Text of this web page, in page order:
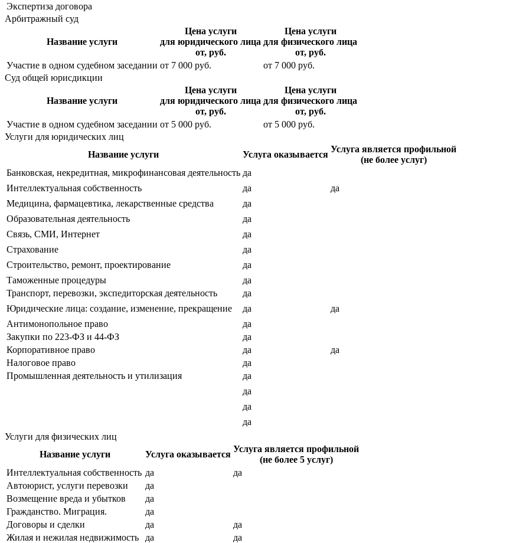
Экспертиза договора
Арбитражный суд
Название услуги
Цена услуги
для юридического лица
от, руб.
Цена услуги
для физического лица
от, руб.
Участие в одном судебном заседании от 7 000 руб. от 7 000 руб.
Суд общей юрисдикции
Название услуги
Цена услуги
для юридического лица
от, руб.
Цена услуги
для физического лица
от, руб.
Участие в одном судебном заседании от 5 000 руб. от 5 000 руб.
Услуги для юридических лиц
Название услуги
Услуга оказывается
Услуга является профильной
(не более услуг)
Банковская, некредитная, микрофинансовая деятельность да
Интеллектуальная собственность
да
да
Медицина, фармацевтика, лекарственные средства
да
Образовательная деятельность
да
Связь, СМИ, Интернет
да
Страхование
да
Строительство, ремонт, проектирование
да
Таможенные процедуры
да
Транспорт, перевозки, экспедиторская деятельность
да
Юридические лица: создание, изменение, прекращение
да
да
Антимонопольное право
да
Закупки по 223-ФЗ и 44-ФЗ
да
Корпоративное право
да
да
Налоговое право
да
Промышленная деятельность и утилизация
да
да
да
да
Услуги для физических лиц
Название услуги
Услуга оказывается
Услуга является профильной
(не более 5 услуг)
Интеллектуальная собственность да
да
Автоюрист, услуги перевозки
да
Возмещение вреда и убытков
да
Гражданство. Миграция.
да
Договоры и сделки
да
да
Жилая и нежилая недвижимость
да да